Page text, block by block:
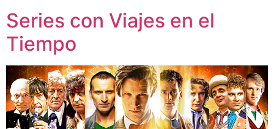
Series con Viajes en el
Tiempo